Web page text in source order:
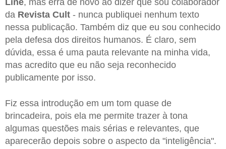
da Revista Cult - nunca publiquei nenhum texto
nessa publicação. Também diz que eu sou conhecido
pela defesa dos direitos humanos. É claro, sem
dúvida, essa é uma pauta relevante na minha vida,
mas acredito que eu não seja reconhecido
publicamente por isso.
Fiz essa introdução em um tom quase de
brincadeira, pois ela me permite trazer à tona
algumas questões mais sérias e relevantes, que
aparecerão depois sobre o aspecto da "inteligência".